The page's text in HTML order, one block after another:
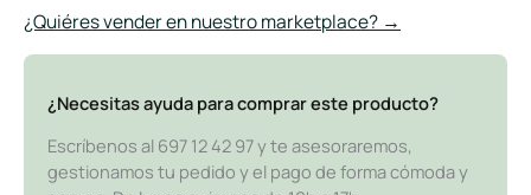
¿Quiéres vender en nuestro marketplace? →
¿Necesitas ayuda para comprar este producto?
Escríbenos al 697 12 42 97 y te asesoraremos,
gestionamos tu pedido y el pago de forma cómoda y